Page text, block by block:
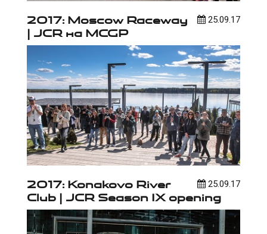
25.09.17
2017: Moscow Raceway
| JCR на MCGP
25.09.17
2017: Konakovo River
Club | JCR Season IX opening